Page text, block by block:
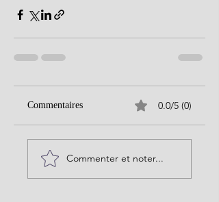
Commentaires 0.0/5 (0)
Commenter et noter...